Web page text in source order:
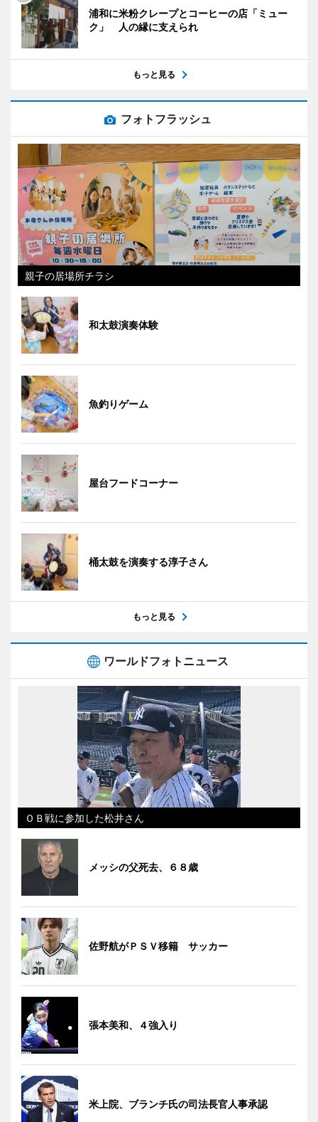
浦和に米粉クレープとコーヒーの店「ミュー
ク」 人の縁に支えられ
もっと見る
フォトフラッシュ
親子の居場所チラシ
和太鼓演奏体験
魚釣りゲーム
屋台フードコーナー
桶太鼓を演奏する淳子さん
もっと見る
ワールドフォトニュース
ＯＢ戦に参加した松井さん
メッシの父死去、６８歳
佐野航がＰＳＶ移籍 サッカー
張本美和、４強入り
米上院、ブランチ氏の司法長官人事承認